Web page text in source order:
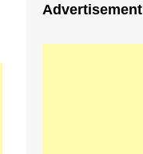
Advertisement